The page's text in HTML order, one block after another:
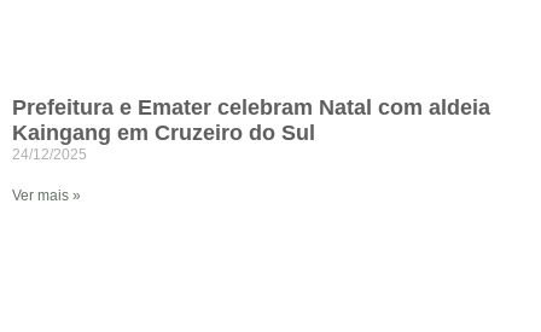
Prefeitura e Emater celebram Natal com aldeia
Kaingang em Cruzeiro do Sul
24/12/2025
Ver mais »